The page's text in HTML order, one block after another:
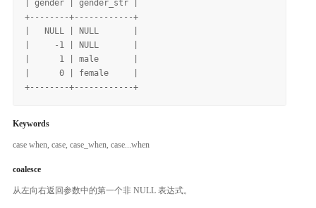
| gender | gender_str |
+--------+------------+
|   NULL | NULL       |
|     -1 | NULL       |
|      1 | male       |
|      0 | female     |
Keywords
case when, case, case_when, case...when
coalesce
从左向右返回参数中的第一个非 NULL 表达式。